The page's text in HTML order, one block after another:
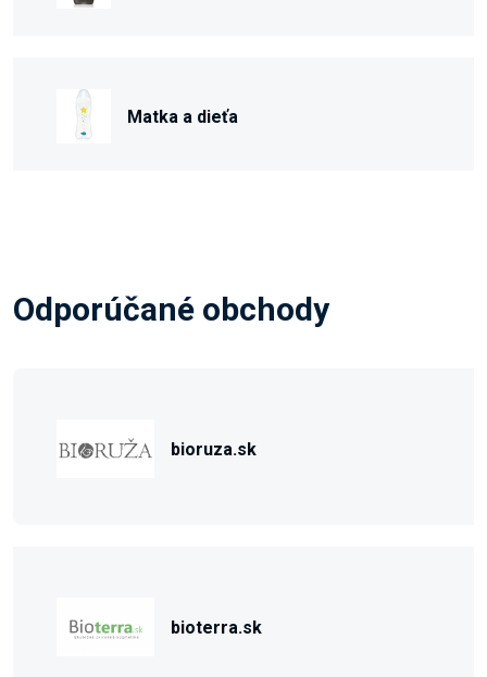
Matka a dieťa
Odporúčané obchody
bioruza.sk
bioterra.sk